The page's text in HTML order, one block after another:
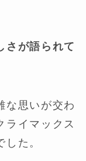
さが語られて
な思いが交わ
ライマックス
た。